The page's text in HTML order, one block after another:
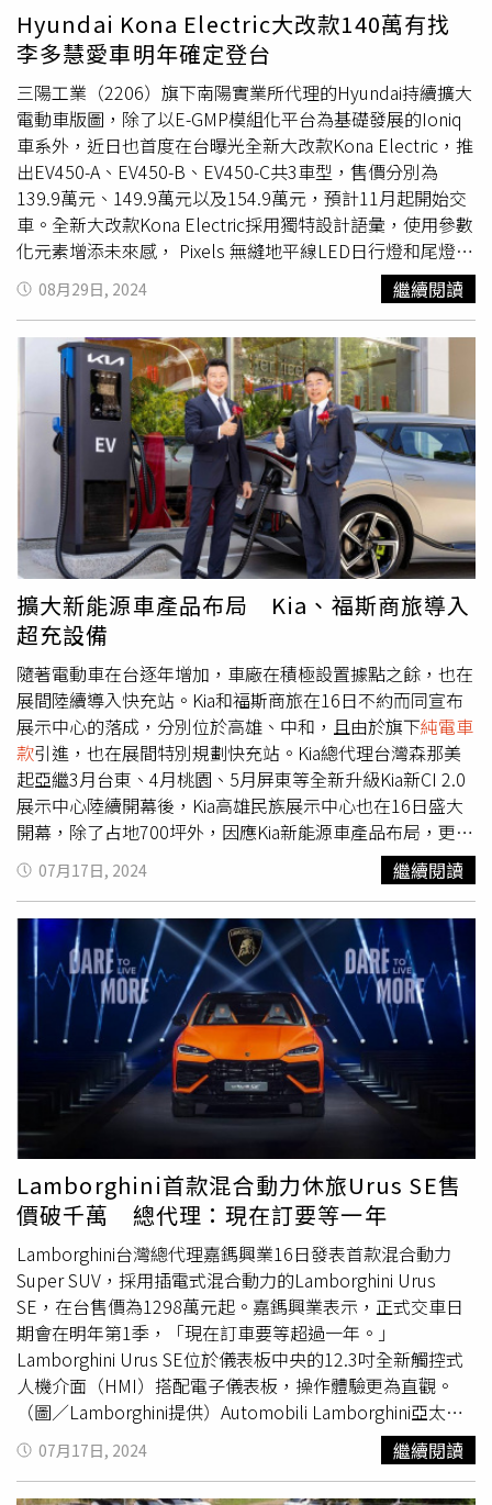
車優惠，或100萬元48期低利率專案，以及3年租賃禮馭專
案，滿足不同用車需求與財務規劃。作為BMW電能世代的
全新力作，BMW iX2以前衛設計語彙結合純電動能，展現超
越級距的跨界魅力，突破傳統框架，為消費者帶來耳目一新
的豪華移動體驗，再次點燃車迷對駕馭的熱情與嚮往。萬鈞
氣勢眾人仰望 開啟撼動篇章全新BMW X5全新BMW X5以剛
毅霸氣的外型氣場，結合新世代設計語彙與黑色多邊形下氣
壩、全新LED頭燈與M Sport外觀套件，展現更具風格的豪
華運動休旅新樣貌。內裝全面升級，搭載BMWOperating
System 8.5，整合12.3吋虛擬儀錶與14.9吋觸控螢幕的懸浮
式曲面螢幕系統，帶來俐落純粹的座艙科技氛圍。標配AR
擴增實境導航、手機數位鑰匙2.0、手機遙控停車、自動倒
車與記憶路徑停車輔助系統，並配備變換車道輔助，不僅科
技全面進化，更重新定義豪華休旅的智能駕馭體驗。全新
BMW X5以狂放剽悍的身形結合流暢動感線條，重新定義豪
華運動休旅的磅礡氣勢。搭載新世代48V高效複合動力科
技，提供更強勁、更敏捷的動力輸出，無論公路巡航或越野
駕馭，皆展現令人熱血澎湃的駕馭實力與動態表現，堪稱動
靜皆備的性能典範。為回饋消費者支持，BMW總代理汎德
推出「BMW仲夏禮馭」專案，即日起凡於本月完成交車領
牌，即可獲得原廠3年／4萬公里原廠保養套裝，讓車主以從
容姿態尊榮啟程。此外，更提供多元彈性入主方案，包含月
付9,900元起的分期購車方案，或150萬元48期低利率專
案；亦可選擇3年租賃禮馭優惠專案，輕鬆實現入主夢想。
針對指定年式車型，更限時加贈1年乙式全險與原廠第4年延
長保固，打造從駕馭快感到售後服務皆無後顧之憂的全方位
擁車體驗。全新BMW X5以強悍動能、頂尖科技與旗艦質感
再度引領豪華SUV風潮，完美體現BMW對駕馭樂趣與設計
美學的極致追求。
在座艙周圍皆採用大量硼鋼，確保車艙強度；前、後潰縮區
設計能吸收並分散撞擊力量減少車艙變形的可能，並透過側
面強化底樑與側撞傳導路徑吸收並傳導側撞能量，保護車艙
完整性也保護高壓電池，搭配全車七具安全輔助氣囊，讓
The All New Volvo EX30 獲得Euro NCAP 五星肯定。而消
費者最在意的電池安全方面，The All New Volvo EX30 的電
池系統亦具備六大防護：一、預防：透過數位監控及演算法
技術，實現電池狀態即時監控，預防電芯熱失控；二、警
示：感測器觸發預警，透過中控螢幕與手機提醒，多途徑提
醒用戶；三、冷卻：檢測到電池溫度過高觸發安全預警後，
主動開啟冷卻水迴路對電池降溫；四、阻隔：應用航空級超
低導熱係數及熱阻隔熱材料、結合模組及電池包系統結構隔
斷設計，形成防火牆；五、排氣：透過對電池包內預先設計
無障礙排氣通道，結合多個洩壓閥快速排出熱量氣體；六、
斷電：毫秒級緊急斷電，阻止情況進一步惡化。透過環環相
扣的電池防護機制，進而保障行車安全。The All New
Volvo EX30 擁有雲朵藍、珍珠白與薄霧灰三種車色，國內
率先上市為Twin MotorPerformance 版本，建議售價
174.99 萬元。國際富豪汽車為回饋所有喜愛 The All New
Volvo EX30 的車主，入主即享純電禮遇專案，包含全台超
過900 個站點的特約充電商折扣優惠、半價家用充電樁、4
年智能互連免費數據流量、4 年 8 萬公里延長保固、4 年 8
萬公里免費保養與 4 年免費道路救援，輕鬆享受純電生活新
世界。此外，也同步展開 EX30 Core Single Extended
Range 與 EX30 PlusSingle Extended Range 預售活動，同
樣搭載 69kWh 鋰三元電池組，擁有 274hp / 343Nm 的最
大輸出與 476km 續航里程，歡迎喜愛 VOLVO 的舊雨新知
親臨全台各大展示中心，近距離感受創世代北歐極智純電休
旅–The All New Volvo EX30 的都會迷人風采。
Ahn也表示，「透過全球電動⾞策略，我們計劃在2030年達
成全球銷售160萬輛電動⾞的目標，預估將占全球Kia總銷量
38%」，為了實現此目標，Kia全球總部也計劃到2025年運
營6個全球電動車生產基地，穩定電動車生產和電池供應體
系。值得注意的是，此次EV Day的焦點正是甫於全球發表的
純電智慧跨界休旅Kia EV3。EV3與EV6、EV9相同，以Kia E-
GMP平台打造，在WLTP標準下可達最高605公里的續航里
程，是第一款搭載Kia全新i-Pedal 3.0智慧動能再生制動系統
的車型，並搭載與EV9相同的資訊娛樂系統和多項⾼科技功
能。李昌益也透露，「EV3預計明年第1季進入台灣，希望
可以有150萬以內的價格。」首次來台現身、更是首度在亞
太區首演的Kia Concept EV4，傳遞Kia「Opposites United
對立的合諧」設計哲學，以斜背造型跳脫傳統房車設計，搭
配幾何車身線條和車體特殊材質；內裝設計以水平寬敞、極
簡風格減少視覺雜亂，並推出全新的「思緒模式」概念，透
過環境燈光與動態通風調節創造不同氛圍，讓駕駛者可依需
求選擇「活力模式」提升專注，或「靜謐模式」享受放鬆時
光。EV5則以兼具個性、功能性與舒適性的創新設計，滿足
現代家庭多樣化的需求。外觀車頭搭配引人注目的動態燈光
和極具辨識度的Star Map星圖日行燈，為車輛賦予獨特的電
動車風格；為強調空間的開放及明亮，EV5前座採用長凳式
設計。另外，於2024年拉斯維加斯CES展首度登場的Kia
Concept PV5，也首度於亞太區首演。因應全球市場數位轉
型，共享經濟與電子商務已成為關鍵，移動和物流產業也正
面臨快速轉型的挑戰，Concept PV5透過Easy Swap快速易
換模組化技術及模組化設計，不僅可依據不同需求，在相同
車台上更換不同功能的車廂，變換成乘客型、貨物型、高頂
型等不同用途的車款，更能簡化後續所需的維修流程。Kia
為了開發PBV，直接接觸來自世界各地的B2B客戶，包含配
送、公共事業等領域，並提出PBV概念，將提供移動產業將
面臨問題的解決方案。
Hyundai Kona Electric大改款140萬有找
李多慧愛車明年確定登台
三陽工業（2206）旗下南陽實業所代理的Hyundai持續擴大
電動車版圖，除了以E-GMP模組化平台為基礎發展的Ioniq
車系外，近日也首度在台曝光全新大改款Kona Electric，推
出EV450-A、EV450-B、EV450-C共3車型，售價分別為
139.9萬元、149.9萬元以及154.9萬元，預計11月起開始交
車。全新大改款Kona Electric採用獨特設計語彙，使用參數
化元素增添未來感， Pixels 無縫地平線LED日行燈和尾燈增
添獨特的魅力；內裝沿襲Ioniq車系，Kona Electric將線傳
排檔移至方向盤後方，中央採開放式設計，以創造更大、更
寬敞的車室空間，同時搭載雙12.3吋數位座艙儀錶、全新EV
專屬介面（支援繁體中文）、SBW旋鈕式線傳排檔系統、i-
PEDAL單踏板駕駛模式、Qi無線充電座、V2L 車內及車外供
電系統，提供最新世代的智能配備。除了引進大改款Kona
Electric以外，南陽實業也確定導入Capser EV。（圖／
Hyundai提供）在安全方面，全車系標配Hyundai
SmartSense Level 2主動安全輔助系統，包含SCC智慧定速
控制系統、LFA車道跟隨輔助系統、LKA車道維持輔助系
統、FCA前方主動煞停輔助系統、BVM盲區影像輔助系統、
SVM 環景影像輔助系統等近20項先進安全科技。而南陽實
業除了發表Kona Electric以外，也揭露接下來的純電車款引
進計劃，包含啦啦隊女神李多慧的愛車Casper，將以純電
方式引進，還有純電大型休旅車款 Ioniq 9、純電性能房車
Ioniq 6 N等，囊括大中小型休旅車、房車及性能車，不過詳
細規格並未進一步說明，預計要到明年才有更詳細的消息。
08月29日, 2024 繼續閱讀
擴大新能源車產品布局 Kia、福斯商旅導入
超充設備
隨著電動車在台逐年增加，車廠在積極設置據點之餘，也在
展間陸續導入快充站。Kia和福斯商旅在16日不約而同宣布
展示中心的落成，分別位於高雄、中和，且由於旗下純電車
款引進，也在展間特別規劃快充站。Kia總代理台灣森那美
起亞繼3月台東、4月桃園、5月屏東等全新升級Kia新CI 2.0
展示中心陸續開幕後，Kia高雄民族展示中心也在16日盛大
開幕，除了占地700坪外，因應Kia新能源車產品布局，更設
置首座雙槍240kW DC 充電樁，是首間設有Kia專屬超充站
的3S展示中心。Kia遵循「Kia Store」空間概念所打造的3S
展示中心，不僅有暖光木質飾板的客休沙發區、因應電動車
維修保養而設置的電動車專用工位，更導入星巴克咖啡服
務，未來也規劃將吳寶春麵包服務體驗陸續導入全台展示中
心。福斯商旅全新中和元三旗艦展示中心，率先導入快充
360KW服務、VanLife主題式展區。（圖／台灣福斯商旅提
供）台灣森那美提到，今年乘用車已有台東、桃園、屏東與
高雄民族據點全新升級開幕啟用，下半年將迎來台南、沙
鹿、南投、南台中、頭份、土城等全新展示中心開幕，預計
2024年底會有17間新CI 2.0的展示中心，商用車將有24家新
CI展示中心。台灣福斯商旅也在同（16）日宣布，與元三汽
車攜手打造全新「中和旗艦展示中心」，在宣示積極拓展國
內經銷版圖之餘，也率先導入360kW功率的快速充電站，是
進軍電動車市場的重要里程碑。全新中和元三旗艦展示中心
占地160坪挑高舒適的展示空間，以VanLife主題式設計理
念，打造出沈浸式賞車體驗，而展間內、外空間能同時展示
9款車型。此外，為迎向新能源車產品規劃，更率先導入全
台首座360KW的快充站服務。
07月17日, 2024 繼續閱讀
Lamborghini首款混合動力休旅Urus SE售
價破千萬 總代理：現在訂要等一年
Lamborghini台灣總代理嘉鎷興業16日發表首款混合動力
Super SUV，採用插電式混合動力的Lamborghini Urus
SE，在台售價為1298萬元起。嘉鎷興業表示，正式交車日
期會在明年第1季，「現在訂車要等超過一年。」
Lamborghini Urus SE位於儀表板中央的12.3吋全新觸控式
人機介面（HMI）搭配電子儀表板，操作體驗更為直觀。
（圖／Lamborghini提供）Automobili Lamborghini亞太區
總監Francesco Scardaoni提到，「Urus已成為
Lamborghini全球最暢銷的車型，而Urus SE的發表象徵品
牌電氣化戰略的一個重要里程碑。」Lamborghini Urus SE
07月17日, 2024 繼續閱讀